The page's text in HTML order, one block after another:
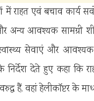
राहत एवं बचाव कार्य
आवश्यक सामग्री
सेवाएं और आवश्यक
देते हुए कहा कि
हैं, वहां हेलीकॉप्टर के